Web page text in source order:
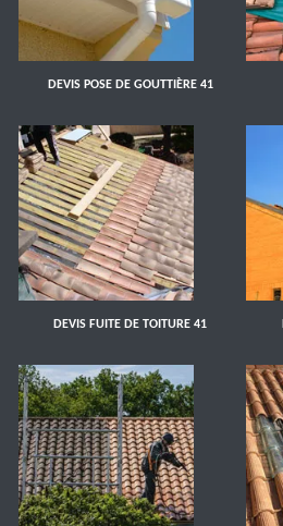
DEVIS POSE DE GOUTTIÈRE 41
DEVIS FUITE DE TOITURE 41